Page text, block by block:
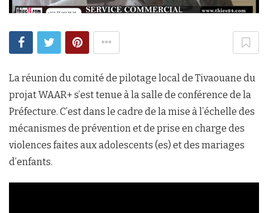
La réunion du comité de pilotage local de Tivaouane du
projat WAAR+ s’est tenue à la salle de conférence de la
Préfecture. C’est dans le cadre de la mise à l’échelle des
mécanismes de prévention et de prise en charge des
violences faites aux adolescents (es) et des mariages
d’enfants.